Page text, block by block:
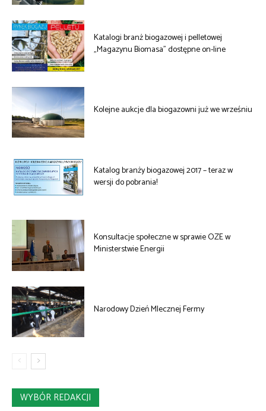
Katalogi branż biogazowej i pelletowej
„Magazynu Biomasa” dostępne on-line
Kolejne aukcje dla biogazowni już we wrześniu
Katalog branży biogazowej 2017 – teraz w
wersji do pobrania!
Konsultacje społeczne w sprawie OZE w
Ministerstwie Energii
Narodowy Dzień Mlecznej Fermy
WYBÓR REDAKCJI